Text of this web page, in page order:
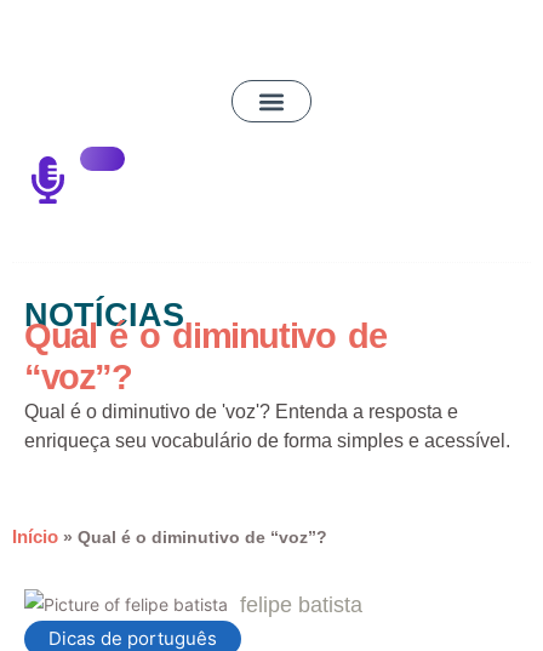
NOTÍCIAS
Qual é o diminutivo de
“voz”?
Qual é o diminutivo de 'voz'? Entenda a resposta e
enriqueça seu vocabulário de forma simples e acessível.
Início » Qual é o diminutivo de “voz”?
felipe batista
Dicas de português